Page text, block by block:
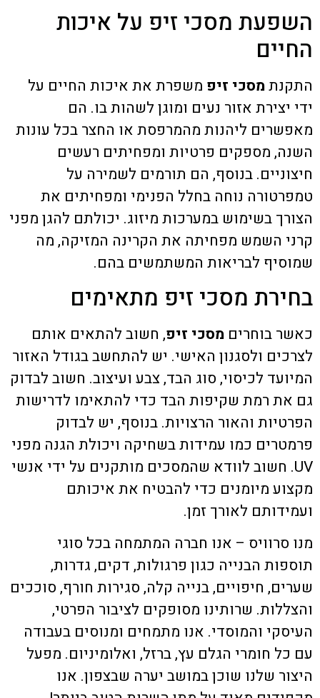
השפעת מסכי זיפ על איכות
החיים
התקנתמסכי זיפ משפרת את איכות החיים על
ידי יצירת אזור נעים ומוגן לשהות בו. הם
מאפשרים ליהנות מהמרפסת או החצר בכל עונות
השנה, מספקים פרטיות ומפחיתים רעשים
חיצוניים. בנוסף, הם תורמים לשמירה על
טמפרטורה נוחה בחלל הפנימי ומפחיתים את
הצורך בשימוש במערכות מיזוג. יכולתם להגן מפני
קרני השמש מפחיתה את הקרינה המזיקה, מה
שמוסיף לבריאות המשתמשים בהם.
בחירת מסכי זיפ מתאימים
כאשר בוחרים מסכי זיפ, חשוב להתאים אותם
לצרכים ולסגנון האישי. יש להתחשב בגודל האזור
המיועד לכיסוי, סוג הבד, צבע ועיצוב. חשוב לבדוק
גם את רמת שקיפות הבד כדי להתאימו לדרישות
הפרטיות והאור הרצויות. בנוסף, יש לבדוק
פרמטרים כמו עמידות בשחיקה ויכולת הגנה מפני
UV. חשוב לוודא שהמסכים מותקנים על ידי אנשי
מקצוע מיומנים כדי להבטיח את איכותם
ועמידותם לאורך זמן.
מנו סרוויס – אנו חברה המתמחה בכל סוגי
תוספות הבנייה כגון פרגולות, דקים, גדרות,
שערים, חיפויים, בנייה קלה, סגירות חורף, סוככים
והצללות. שרותינו מסופקים לציבור הפרטי,
העיסקי והמוסדי. אנו מתמחים ומנוסים בעבודה
עם כל חומרי הגלם עץ, ברזל, ואלומיניום. מפעל
היצור שלנו שוכן במושב יערה שבצפון. אנו